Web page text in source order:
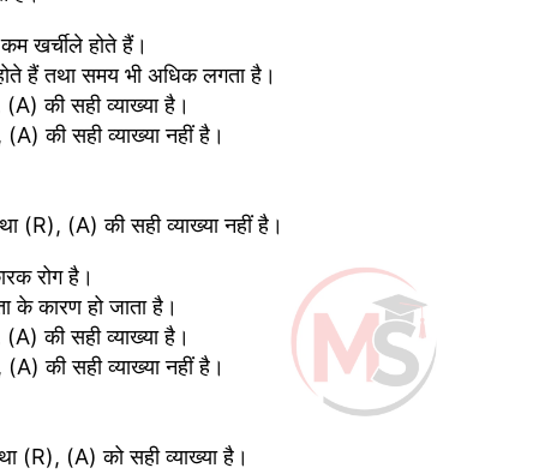
खर्चीले होते हैं।
हैं तथा समय भी अधिक लगता है।
की सही व्याख्या है।
की सही व्याख्या नहीं है।
(R), (A) की सही व्याख्या नहीं है।
रोग है।
के कारण हो जाता है।
की सही व्याख्या है।
की सही व्याख्या नहीं है।
(R), (A) को सही व्याख्या है।